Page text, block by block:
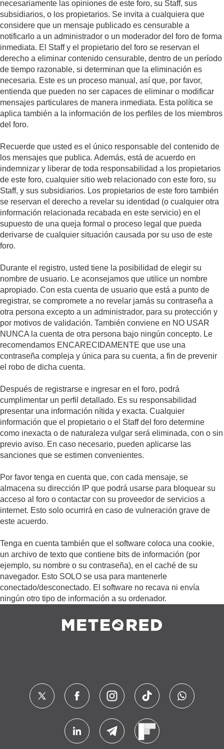
necesariamente las opiniones de este foro, su Staff, sus
subsidiarios, o los propietarios. Se invita a cualquiera que
considere que un mensaje publicado es censurable a
notificarlo a un administrador o un moderador del foro de forma
inmediata. El Staff y el propietario del foro se reservan el
derecho a eliminar contenido censurable, dentro de un período
de tiempo razonable, si determinan que la eliminación es
necesaria. Este es un proceso manual, así que, por favor,
entienda que pueden no ser capaces de eliminar o modificar
mensajes particulares de manera inmediata. Esta política se
aplica también a la información de los perfiles de los miembros
del foro.
Recuerde que usted es el único responsable del contenido de
los mensajes que publica. Además, está de acuerdo en
indemnizar y liberar de toda responsabilidad a los propietarios
de este foro, cualquier sitio web relacionado con este foro, su
Staff, y sus subsidiarios. Los propietarios de este foro también
se reservan el derecho a revelar su identidad (o cualquier otra
información relacionada recabada en este servicio) en el
supuesto de una queja formal o proceso legal que pueda
derivarse de cualquier situación causada por su uso de este
foro.
Durante el registro, usted tiene la posibilidad de elegir su
nombre de usuario. Le aconsejamos que utilice un nombre
apropiado. Con esta cuenta de usuario que está a punto de
registrar, se compromete a no revelar jamás su contraseña a
otra persona excepto a un administrador, para su protección y
por motivos de validación. También conviene en NO USAR
NUNCA la cuenta de otra persona bajo ningún concepto. Le
recomendamos ENCARECIDAMENTE que use una
contraseña compleja y única para su cuenta, a fin de prevenir
el robo de dicha cuenta.
Después de registrarse e ingresar en el foro, podrá
cumplimentar un perfil detallado. Es su responsabilidad
presentar una información nítida y exacta. Cualquier
información que el propietario o el Staff del foro determine
como inexacta o de naturaleza vulgar será eliminada, con o sin
previo aviso. En caso necesario, pueden aplicarse las
sanciones que se estimen convenientes.
Por favor tenga en cuenta que, con cada mensaje, se
almacena su dirección IP que podrá usarse para bloquear su
acceso al foro o contactar con su proveedor de servicios a
internet. Esto solo ocurrirá en caso de vulneración grave de
este acuerdo.
Tenga en cuenta también que el software coloca una cookie,
un archivo de texto que contiene bits de información (por
ejemplo, su nombre o su contraseña), en el caché de su
navegador. Esto SOLO se usa para mantenerle
conectado/desconectado. El software no recava ni envía
ningún otro tipo de información a su ordenador.